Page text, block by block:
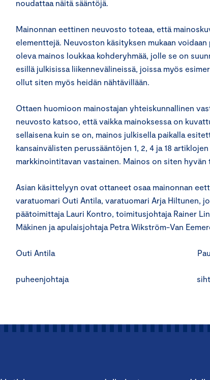
noudattaa näitä sääntöjä.
Mainonnan eettinen neuvosto toteaa, että
elementtejä. Neuvoston käsityksen mukaan
oleva mainos loukkaa kohderyhmää, jolle se on
esillä julkisissa liikennevälineissä, joissa myös
ollut siten myös heidän nähtävillään.
Ottaen huomioon mainostajan yhteiskunnallinen
neuvosto katsoo, että vaikka mainoksessa on
sellaisena kuin se on, mainos julkisella paikalla
kansainvälisten perussääntöjen 1, 2, 4 ja 18
markkinointitavan vastainen. Mainos on siten hyvän
Asian käsittelyyn ovat ottaneet osaa mainonnan
varatuomari Outi Antila, varatuomari Arja Hiltunen,
päätoimittaja Lauri Kontro, toimitusjohtaja Rainer
Mäkinen ja apulaisjohtaja Petra Wikström-Van
Outi Antila Paula
puheenjohtaja